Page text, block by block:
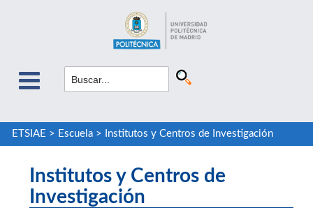
ETSIAE > Escuela> Institutos y Centros de Investigación
Institutos y Centros de
Investigación